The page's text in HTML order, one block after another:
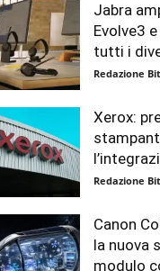
Jabra
Evolve3
tutti i
Redazione
Xerox:
Redazione
Canon
la nuova
modulo